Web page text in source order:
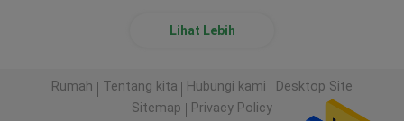
Lihat Lebih
Rumah Tentang kita Hubungi kami
Desktop Site
Sitemap
Privacy Policy